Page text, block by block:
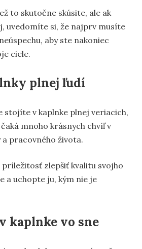
to skutočne skúsite, ale ak
uvedomíte si, že najprv musíte
aby ste nakoniec
ciele.
plnej ľudí
stojíte v kaplnke plnej veriacich,
mnoho krásnych chvíľ v
pracovného života.
zlepšiť kvalitu svojho
a uchopte ju, kým nie je
kaplnke vo sne